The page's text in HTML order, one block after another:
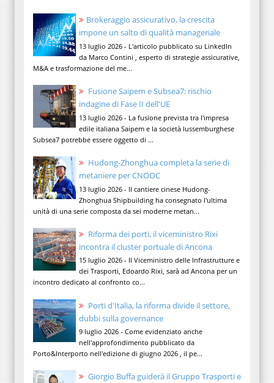
Brokeraggio assicurativo, la crescita
impone un salto di qualità manageriale
13 luglio 2026 - L'articolo pubblicato su LinkedIn
da Marco Contini , esperto di strategie assicurative,
M&A e trasformazione del me...
Fusione Saipem e Subsea7: rischio
indagine di Fase II dell'UE
13 luglio 2026 - La fusione prevista tra l'impresa
edile italiana Saipem e la società lussemburghese
Subsea7 potrebbe essere oggetto di ...
Hudong-Zhonghua completa la serie di
metaniere per CNOOC
13 luglio 2026 - Il cantiere cinese Hudong-
Zhonghua Shipbuilding ha consegnato l'ultima
unità di una serie composta da sei moderne metan...
Riforma dei porti, il viceministro Rixi
incontra il cluster portuale di Ancona
15 luglio 2026 - Il Viceministro delle Infrastrutture e
dei Trasporti, Edoardo Rixi, sarà ad Ancona per un
incontro dedicato al confronto co...
Porti d'Italia, la riforma divide il settore,
dubbi sulla governance
9 luglio 2026 - Come evidenziato anche
nell'approfondimento pubblicato da
Porto&Interporto nell'edizione di giugno 2026 , il pe...
Giorgio Buffa guiderà il Gruppo Trasporti e